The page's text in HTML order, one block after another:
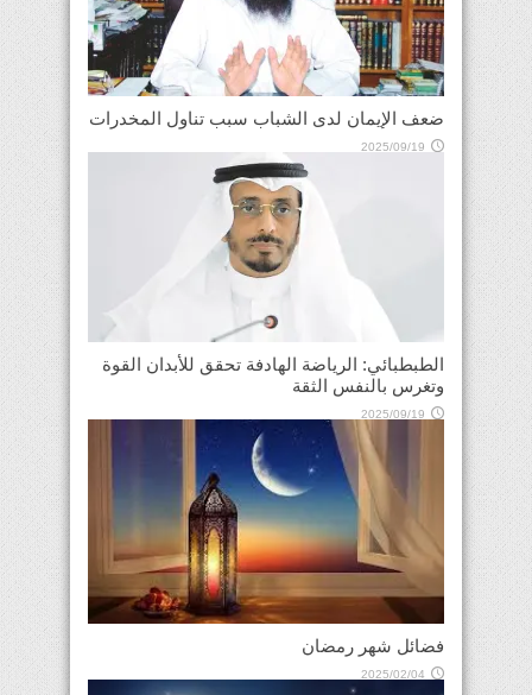
ضعف الإيمان لدى الشباب سبب تناول المخدرات
2025/09/19
الطبطبائي: الرياضة الهادفة تحقق للأبدان القوة
وتغرس بالنفس الثقة
2025/09/19
فضائل شهر رمضان
2025/02/04